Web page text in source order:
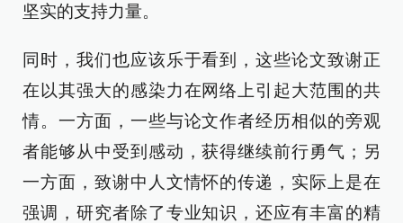
坚实的支持力量。
同时，我们也应该乐于看到，这些论文致谢正
在以其强大的感染力在网络上引起大范围的共
情。一方面，一些与论文作者经历相似的旁观
者能够从中受到感动，获得继续前行勇气；另
一方面，致谢中人文情怀的传递，实际上是在
强调，研究者除了专业知识，还应有丰富的精